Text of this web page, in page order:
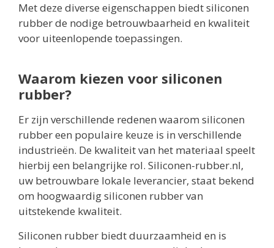
Met deze diverse eigenschappen biedt siliconen
rubber de nodige betrouwbaarheid en kwaliteit
voor uiteenlopende toepassingen.
Waarom kiezen voor siliconen
rubber?
Er zijn verschillende redenen waarom siliconen
rubber een populaire keuze is in verschillende
industrieën. De kwaliteit van het materiaal speelt
hierbij een belangrijke rol. Siliconen-rubber.nl,
uw betrouwbare lokale leverancier, staat bekend
om hoogwaardig siliconen rubber van
uitstekende kwaliteit.
Siliconen rubber biedt duurzaamheid en is